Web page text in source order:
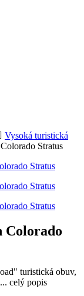
Vysoká turistická
Stratus
Colorado
turistická obuv,
celý popis